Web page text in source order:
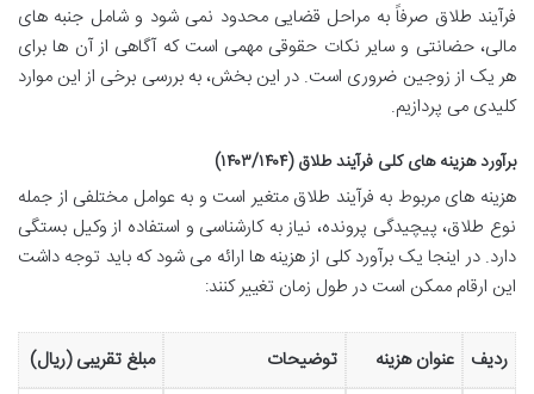
فرآیند طلاق صرفاً به مراحل قضایی محدود نمی شود و شامل جنبه های
مالی، حضانتی و سایر نکات حقوقی مهمی است که آگاهی از آن ها برای
هر یک از زوجین ضروری است. در این بخش، به بررسی برخی از این موارد
کلیدی می پردازیم.
برآورد هزینه های کلی فرآیند طلاق (۱۴۰۳/۱۴۰۴)
هزینه های مربوط به فرآیند طلاق متغیر است و به عوامل مختلفی از جمله
نوع طلاق، پیچیدگی پرونده، نیاز به کارشناسی و استفاده از وکیل بستگی
دارد. در اینجا یک برآورد کلی از هزینه ها ارائه می شود که باید توجه داشت
این ارقام ممکن است در طول زمان تغییر کنند:
ردیف عنوان هزینه توضیحات مبلغ تقریبی (ریال)